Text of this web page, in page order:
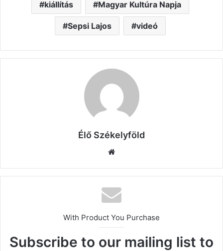
kiállítás Magyar Kultúra Napja
Sepsi Lajos videó
Élő Székelyföld
With Product You Purchase
Subscribe to our mailing list to